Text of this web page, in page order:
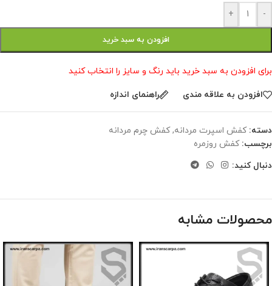
-
+
افزودن به سبد خرید
برای افزودن به سبد خرید باید رنگ و سایز را انتخاب کنید
افزودن به علاقه مندی راهنمای اندازه
دسته: کفش اسپرت مردانه, کفش چرم مردانه
برچسب: کفش روزمره
دنبال کنید:
محصولات مشابه